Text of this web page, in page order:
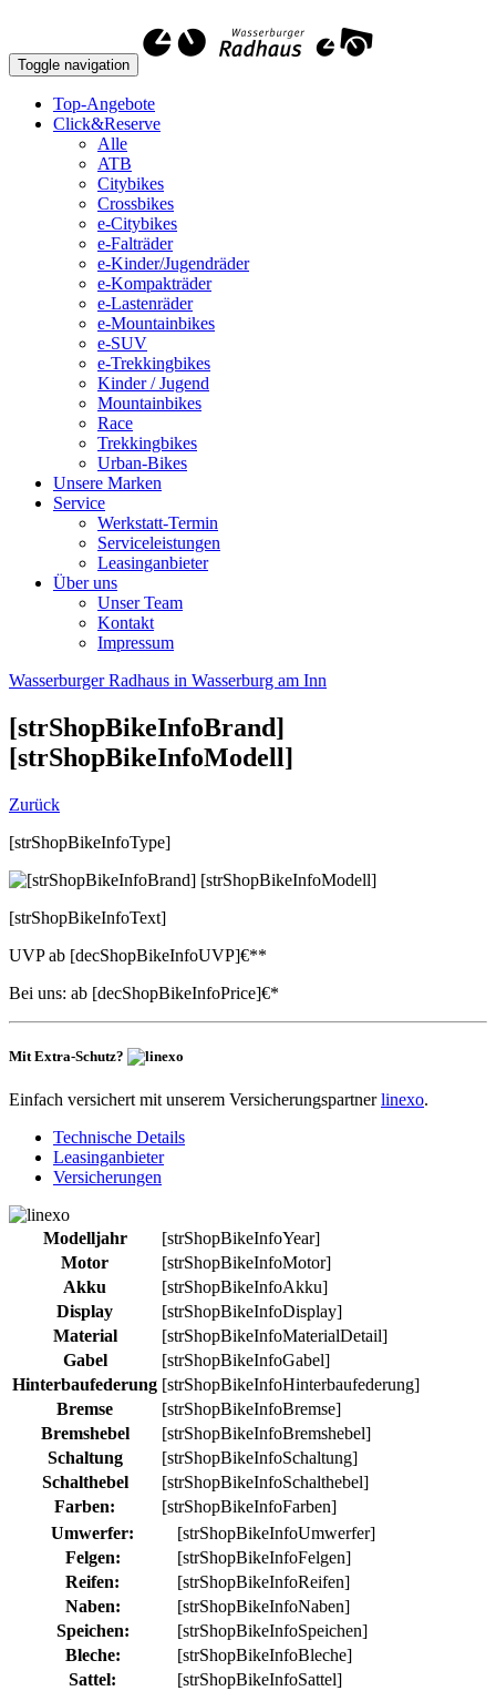
Toggle navigation
Top-Angebote
Click&Reserve
Alle
ATB
Citybikes
Crossbikes
e-Citybikes
e-Falträder
e-Kinder/Jugendräder
e-Kompakträder
e-Lastenräder
e-Mountainbikes
e-SUV
e-Trekkingbikes
Kinder / Jugend
Mountainbikes
Race
Trekkingbikes
Urban-Bikes
Unsere Marken
Service
Werkstatt-Termin
Serviceleistungen
Leasinganbieter
Über uns
Unser Team
Kontakt
Impressum
Wasserburger Radhaus in Wasserburg am Inn
[strShopBikeInfoBrand]
[strShopBikeInfoModell]
Zurück
[strShopBikeInfoType]
[strShopBikeInfoText]
UVP ab [decShopBikeInfoUVP]€**
Bei uns: ab [decShopBikeInfoPrice]€*
Mit Extra-Schutz?
Einfach versichert mit unserem Versicherungspartnerlinexo.
Technische Details
Leasinganbieter
Versicherungen
Modelljahr
[strShopBikeInfoYear]
Motor
[strShopBikeInfoMotor]
Akku
[strShopBikeInfoAkku]
Display
[strShopBikeInfoDisplay]
Material
[strShopBikeInfoMaterialDetail]
Gabel
[strShopBikeInfoGabel]
Hinterbaufederung [strShopBikeInfoHinterbaufederung]
Bremse
[strShopBikeInfoBremse]
Bremshebel
[strShopBikeInfoBremshebel]
Schaltung
[strShopBikeInfoSchaltung]
Schalthebel
[strShopBikeInfoSchalthebel]
Farben:
[strShopBikeInfoFarben]
Umwerfer:
[strShopBikeInfoUmwerfer]
Felgen:
[strShopBikeInfoFelgen]
Reifen:
[strShopBikeInfoReifen]
Naben:
[strShopBikeInfoNaben]
Speichen:
[strShopBikeInfoSpeichen]
Bleche:
[strShopBikeInfoBleche]
Sattel:
[strShopBikeInfoSattel]